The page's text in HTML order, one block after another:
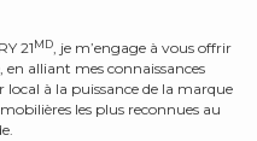
21MD, je m’engage à vous offrir
alliant mes connaissances
à la puissance de la marque
les plus reconnues au